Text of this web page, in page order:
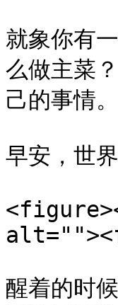
就象你有
么做主菜
己的事情
早安，世
醒着的时